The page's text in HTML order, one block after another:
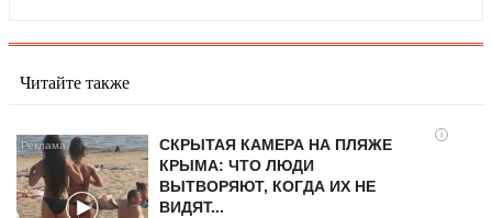
Читайте также
i
СКРЫТАЯ КАМЕРА НА ПЛЯЖЕ
КРЫМА: ЧТО ЛЮДИ
ВЫТВОРЯЮТ, КОГДА ИХ НЕ
ВИДЯТ...